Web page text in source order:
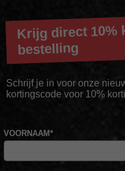
Krijg direct 10%
bestelling
Schrijf je in voor onze
kortingscode voor 10%
VOORNAAM*